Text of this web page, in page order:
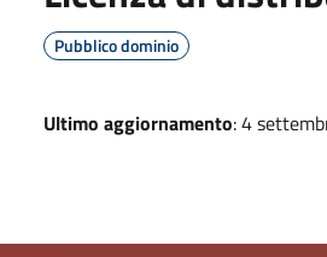
Pubblico dominio
Ultimo aggiornamento: 4